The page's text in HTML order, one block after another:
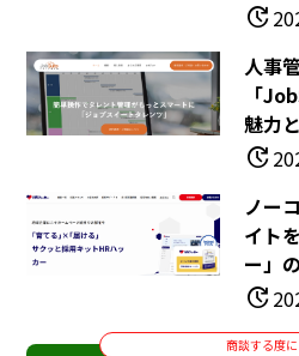
update
人事
「
魅力
update
ノー
イト
ー」
update
商談する度に